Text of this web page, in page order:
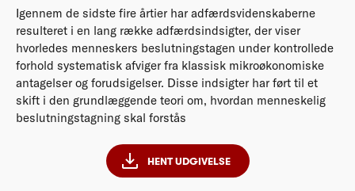
Igennem de sidste fire årtier har adfærdsvidenskaberne
resulteret i en lang række adfærdsindsigter, der viser
hvorledes menneskers beslutningstagen under kontrollede
forhold systematisk afviger fra klassisk mikroøkonomiske
antagelser og forudsigelser. Disse indsigter har ført til et
skift i den grundlæggende teori om, hvordan menneskelig
beslutningstagning skal forstås
HENT UDGIVELSE